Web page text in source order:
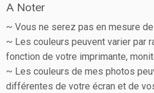
A Noter
~ Vous ne serez pas en mesure
~ Les couleurs peuvent varier par
fonction de votre imprimante,
~ Les couleurs de mes photos
différentes de votre écran et de